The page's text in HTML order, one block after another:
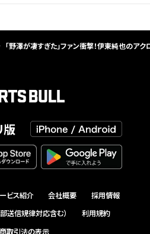
「野澤が凄すぎた」ファン衝撃！伊東純也のア
版
ビス紹介 会社概要
採用情報
送信規律対応含む）
利用規約
取引法の表示